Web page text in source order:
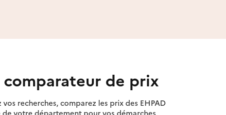
de prix
recherches, comparez les prix des EHPAD
votre département pour vos démarches